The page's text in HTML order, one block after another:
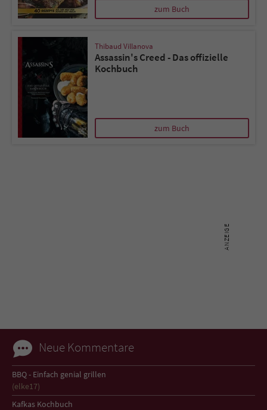
zum Buch
Thibaud Villanova
Assassin's Creed - Das offizielle
Kochbuch
zum Buch
Neue Kommentare
BBQ - Einfach genial grillen
(elke17)
Kafkas Kochbuch
Literatur-Couch Medien GmbH & Co. KG
Laufzeit
Zweck Cookie für Kommentare einzelner Buchtitel